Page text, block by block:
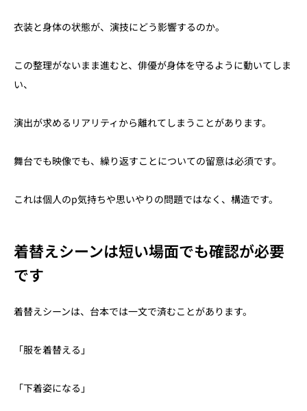
衣装と身体の状態が、演技にどう影響するのか。
この整理がないまま進むと、俳優が身体を守るように動いてしま
い、
演出が求めるリアリティから離れてしまうことがあります。
舞台でも映像でも、繰り返すことについての留意は必須です。
これは個人のp気持ちや思いやりの問題ではなく、構造です。
着替えシーンは短い場面でも確認が必要
です
着替えシーンは、台本では一文で済むことがあります。
「服を着替える」
「下着姿になる」